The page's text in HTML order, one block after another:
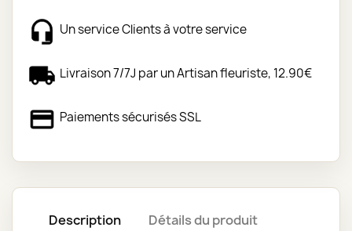
Un service Clients à votre service
Livraison 7/7J par un Artisan fleuriste, 12.90€
Paiements sécurisés SSL
Description Détails du produit